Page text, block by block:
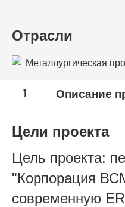
Отрасли
Металлургическая
1 Описание
Цели проекта
Цель проекта:
"Корпорация
современную